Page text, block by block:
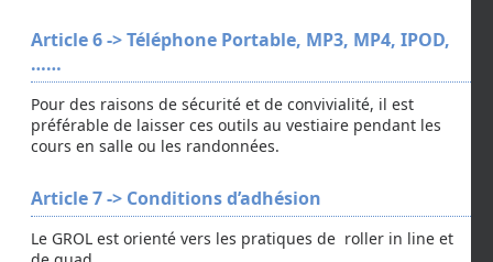
Article 6 -> Téléphone Portable, MP3, MP4, IPOD,
……
Pour des raisons de sécurité et de convivialité, il est
préférable de laisser ces outils au vestiaire pendant les
cours en salle ou les randonnées.
Article 7 -> Conditions d’adhésion
Le GROL est orienté vers les pratiques de roller in line et